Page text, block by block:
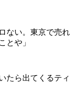
ない。東京で売れ
とや」
たら出てくるティ